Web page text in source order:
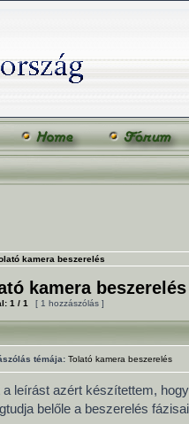
kamera beszerelés
kamera beszerelés
1 / 1 [ 1 hozzászólás ]
témája: Tolató kamera beszerelés
a leírást azért készítettem,
belőle a beszerelés